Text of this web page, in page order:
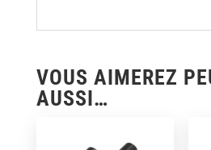
VOUS AIMEREZ
AUSSI…